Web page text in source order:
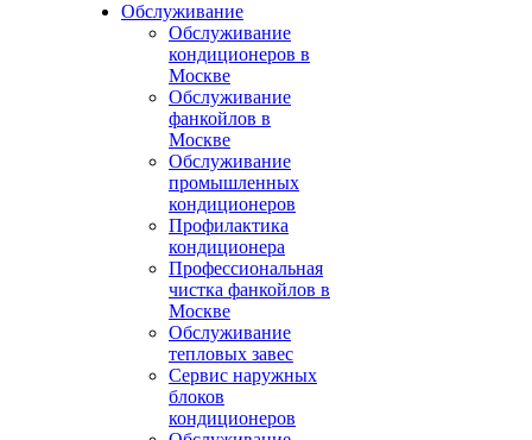
Обслуживание
Обслуживание
кондиционеров в
Москве
Обслуживание
фанкойлов в
Москве
Обслуживание
промышленных
кондиционеров
Профилактика
кондиционера
Профессиональная
чистка фанкойлов в
Москве
Обслуживание
тепловых завес
Сервис наружных
блоков
кондиционеров